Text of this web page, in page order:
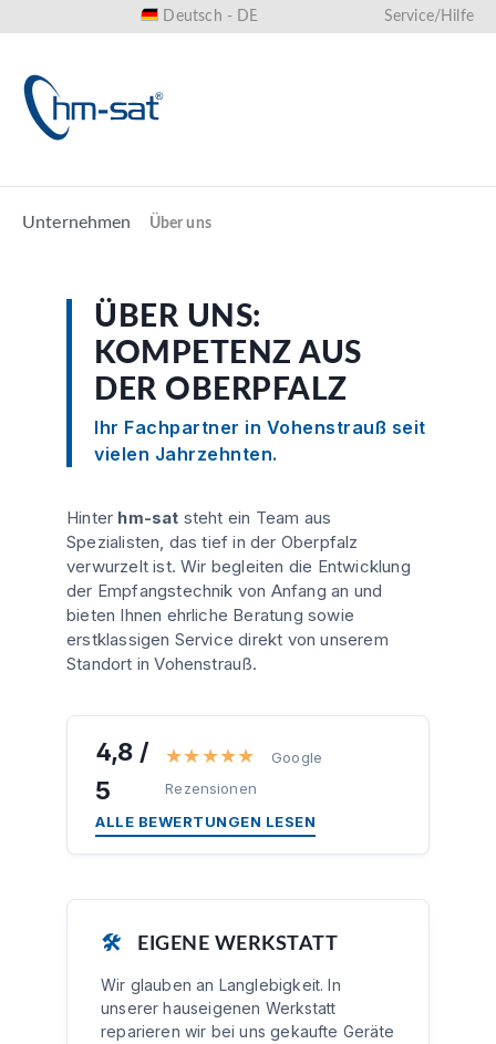
Deutsch - DE Service/Hilfe
Unternehmen Über uns
ÜBER UNS:
KOMPETENZ AUS
DER OBERPFALZ
Ihr Fachpartner in Vohenstrauß seit
vielen Jahrzehnten.
Hinter hm-sat steht ein Team aus
Spezialisten, das tief in der Oberpfalz
verwurzelt ist. Wir begleiten die Entwicklung
der Empfangstechnik von Anfang an und
bieten Ihnen ehrliche Beratung sowie
erstklassigen Service direkt von unserem
Standort in Vohenstrauß.
4,8 /
5
★★★★★
Google
Rezensionen
ALLE BEWERTUNGEN LESEN
🛠️ EIGENE WERKSTATT
Wir glauben an Langlebigkeit. In
unserer hauseigenen Werkstatt
reparieren wir bei uns gekaufte Geräte